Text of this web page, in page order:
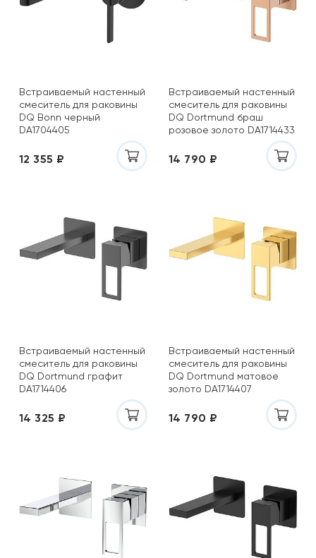
Встраиваемый настенный
смеситель для раковины
DQ Bonn черный
DA1704405
12 355 ₽
Встраиваемый настенный
смеситель для раковины
DQ Dortmund браш
розовое золото DA1714433
14 790 ₽
Встраиваемый настенный
смеситель для раковины
DQ Dortmund графит
DA1714406
14 325 ₽
Встраиваемый настенный
смеситель для раковины
DQ Dortmund матовое
золото DA1714407
14 790 ₽